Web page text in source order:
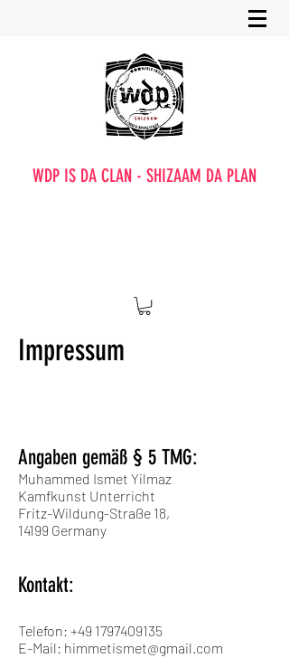
WDP IS DA CLAN - SHIZAAM DA PLAN
Impressum
Angaben gemäß § 5 TMG:
Muhammed Ismet Yilmaz
Kamfkunst Unterricht
Fritz-Wildung-Straße 18,
14199 Germany
Kontakt:
Telefon: +49 1797409135
E-Mail: himmetismet@gmail.com